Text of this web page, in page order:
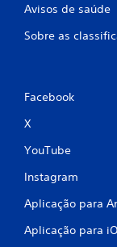
Avisos de saúde
Sobre as
Facebook
X
YouTube
Instagram
Aplicação para
Aplicação para